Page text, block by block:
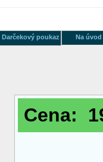
Na úvod
Darčekový poukaz
Cena: